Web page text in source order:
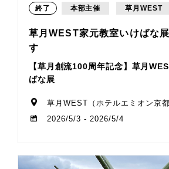
終了 本部主催 草月WEST
草月WEST家元教室いけばな
す
【草月創流100周年記念】草月
ばな展
草月WEST（ホテルエミオン京都
2026/5/3 - 2026/5/4